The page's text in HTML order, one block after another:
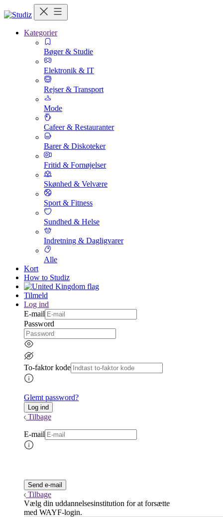
Kategorier
Bøger & Studie
Elektronik & IT
Rejser & Transport
Mode
Cafeer & Restauranter
Barer & Diskoteker
Fritid & Fornøjelser
Skønhed & Velvære
Sport & Fitness
Sundhed & Helse
Indretning & Dagligvarer
Alle
Kort
How to Studiz
Tilmeld
Log ind
E-mail
Password
To-faktor kode
Glemt password?
Tilbage
E-mail
Tilbage
Vælg din uddannelsesinstitution for at forsætte
med WAYF-login.